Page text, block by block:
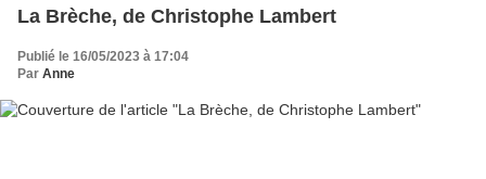
La Brèche, de Christophe Lambert
Publié le 16/05/2023 à 17:04
Par Anne